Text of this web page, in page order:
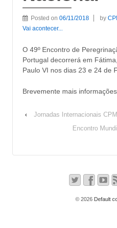
Posted on 06/11/2018 by
Vai acontecer...
O 49º Encontro de
Portugal decorrerá em
Paulo VI nos dias 23 e 24 de
Brevemente mais informações
‹
Jornadas Internacionais
Encontro
© 2026Default